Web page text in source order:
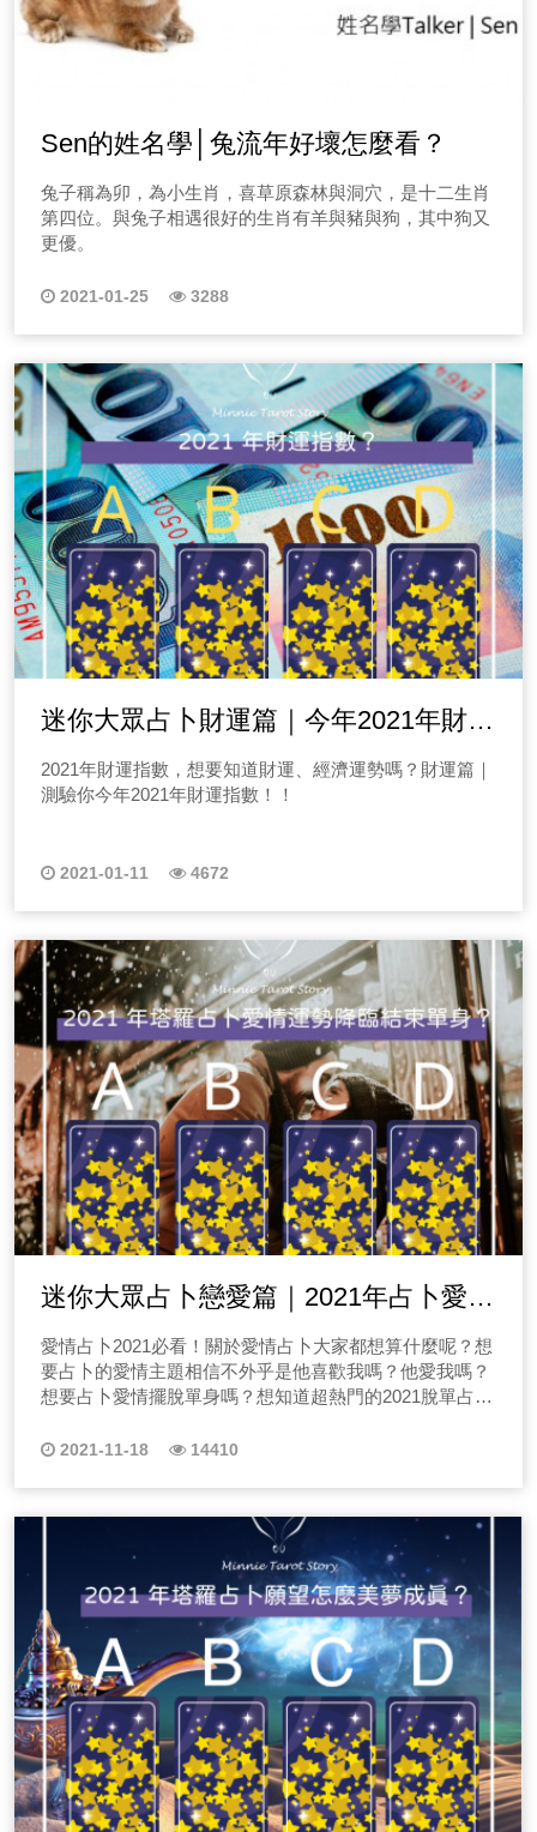
Sen的姓名學│兔流年好壞怎麼看？
兔子稱為卯，為小生肖，喜草原森林與洞穴，是十二生肖
第四位。與兔子相遇很好的生肖有羊與豬與狗，其中狗又
更優。
2021-01-25 3288
迷你大眾占卜財運篇｜今年2021年財運
指數運勢呢？
2021年財運指數，想要知道財運、經濟運勢嗎？財運篇｜
測驗你今年2021年財運指數！！
2021-01-11 4672
迷你大眾占卜戀愛篇｜2021年占卜愛情
運勢～愛情降臨結束單身～
愛情占卜2021必看！關於愛情占卜大家都想算什麼呢？想
要占卜的愛情主題相信不外乎是他喜歡我嗎？他愛我嗎？
想要占卜愛情擺脫單身嗎？想知道超熱門的2021脫單占
不外乎就是2021年想要來場戀愛結束單身，脫單好重要
2021-11-18 14410